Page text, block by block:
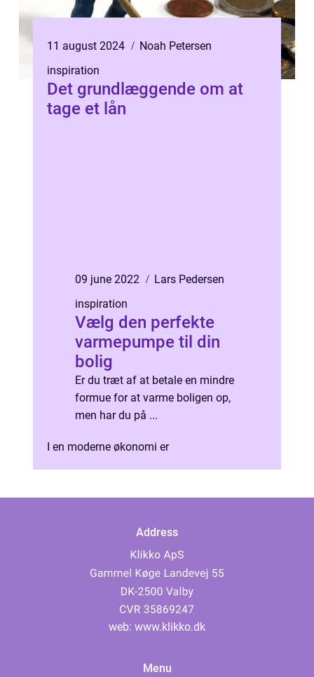
11 august 2024
Noah Petersen
inspiration
Det grundlæggende om at
tage et lån
I en moderne økonomi er
09 june 2022
Lars Pedersen
inspiration
Vælg den perfekte
varmepumpe til din
bolig
Er du træt af at betale en mindre
formue for at varme boligen op,
men har du på ...
Address
web: www.klikko.dk
Menu